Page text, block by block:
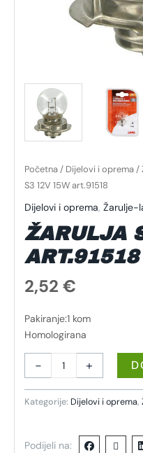
Početna / Dijelovi i oprema /
S3 12V 15W art.91518
Dijelovi i oprema, Žarulje-
ŽARULJA
ART.91518
2,52 €
Pakiranje:1 kom
Homologirana
- +
Kategorije: Dijelovi i oprema,
Podijeli na: